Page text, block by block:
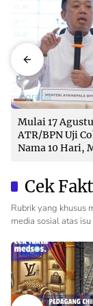
Agraria
Mulai 17
ATR/BPN Uji
Nama 10 Hari,
Cek
Rubrik yang khusus
media sosial atas